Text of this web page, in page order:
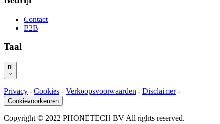
Contact
B2B
Taal
nl
Privacy - Cookies - Verkoopsvoorwaarden - Disclaimer -
Cookievoorkeuren
Copyright © 2022 PHONETECH BV All rights reserved.